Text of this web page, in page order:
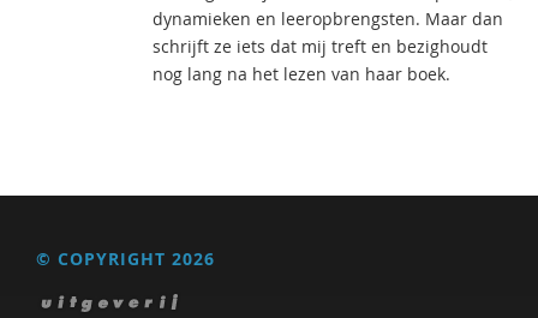
dynamieken en leeropbrengsten. Maar dan
schrijft ze iets dat mij treft en bezighoudt
nog lang na het lezen van haar boek.
© COPYRIGHT 2026